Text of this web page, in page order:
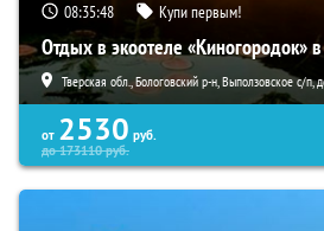
08:35:47 Купи первым!
Отдых в экоотеле «Киногородок» в
Тверская обл., Бологовский р-н, Выползовское с/п,
от 2530 руб.
до173110руб.